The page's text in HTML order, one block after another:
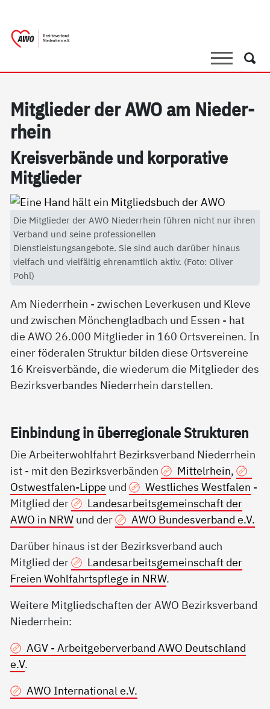
SucheSuche
Mit­g­lie­der der AWO am Nie­der­
r­hein
Kreis­ver­bän­de und kor­po­ra­ti­ve
Mit­g­lie­der
Die Mitglieder der AWO Niederrhein führen nicht nur ihren
Verband und seine professionellen
Dienstleistungsangebote. Sie sind auch darüber hinaus
vielfach und vielfältig ehrenamtlich aktiv. (Foto: Oliver
Pohl)
Am Niederrhein - zwischen Leverkusen und Kleve
und zwischen Mönchengladbach und Essen - hat
die AWO 26.000 Mitglieder in 160 Ortsvereinen. In
einer föderalen Struktur bilden diese Ortsvereine
16 Kreisverbände, die wiederum die Mitglieder des
Bezirksverbandes Niederrhein darstellen.
Ein­bin­dung in über­re­gio­na­le Struk­tu­ren
Die Arbeiterwohlfahrt Bezirksverband Niederrhein
ist - mit den Bezirksverbänden
Mittelrhein,
Ostwestfalen-Lippe und Westliches Westfalen -
Mitglied der
Landesarbeitsgemeinschaft der
AWO in NRW und der
AWO Bundesverband e.V.
Darüber hinaus ist der Bezirksverband auch
Mitglied der
Landesarbeitsgemeinschaft der
Freien Wohlfahrtspflege in NRW.
Weitere Mitgliedschaften der AWO Bezirksverband
Niederrhein:
AGV - Arbeitgeberverband AWO Deutschland
e.V.
AWO International e.V.